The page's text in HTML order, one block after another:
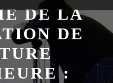
DE LA
DE
: